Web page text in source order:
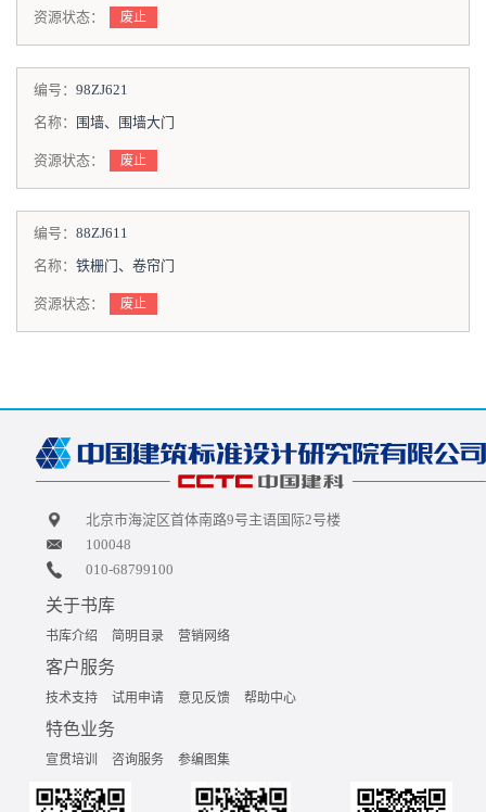
资源状态： 废止
编号： 98ZJ621
名称：
围墙、围墙大门
资源状态： 废止
编号： 88ZJ611
名称： 铁栅门、卷帘门
资源状态： 废止
北京市海淀区首体南路9号主语国际2号楼
100048
010-68799100
关于书库
书库介绍 简明目录 营销网络
客户服务
技术支持 试用申请 意见反馈 帮助中心
特色业务
宣贯培训 咨询服务 参编图集